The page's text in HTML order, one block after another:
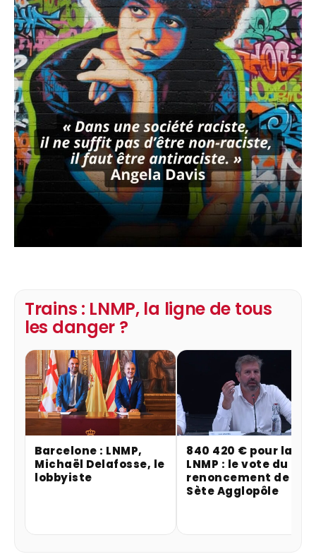
Trains : LNMP, la ligne de tous
les danger ?
Barcelone : LNMP,
Michaël Delafosse, le
lobbyiste
840 420 € pour la
LNMP : le vote du
renoncement de
Sète Agglopôle